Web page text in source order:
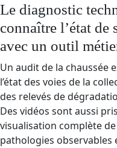
Le diagnostic
connaître l’état de
avec un outil
Un audit de la chaussée
l’état des voies de la
des relevés de
Des vidéos sont aussi
visualisation complète
pathologies